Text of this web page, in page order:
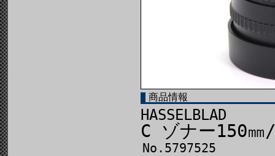
商品情報
HASSELBLAD
C ゾナー150
No.5797525